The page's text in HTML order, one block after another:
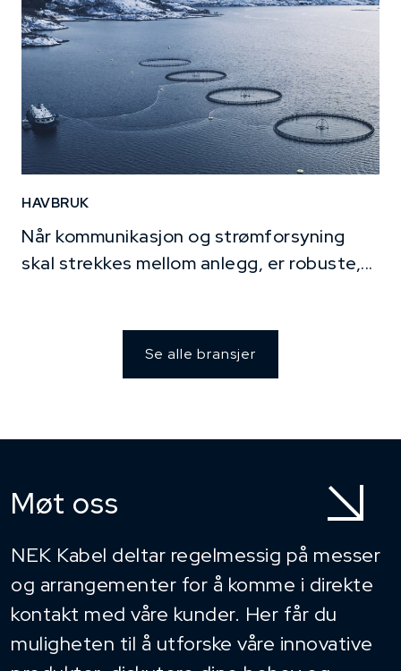
HAVBRUK
Når kommunikasjon og strømforsyning
skal strekkes mellom anlegg, er robuste,...
Se alle bransjer
Møt oss
NEK Kabel deltar regelmessig på messer
og arrangementer for å komme i direkte
kontakt med våre kunder. Her får du
muligheten til å utforske våre innovative